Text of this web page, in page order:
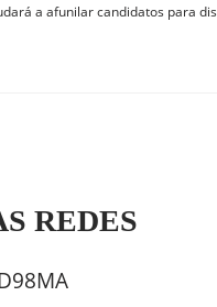
a afunilar candidatos para
REDES